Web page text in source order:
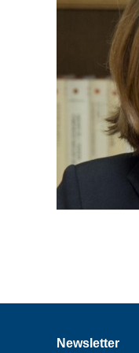
Newsletter